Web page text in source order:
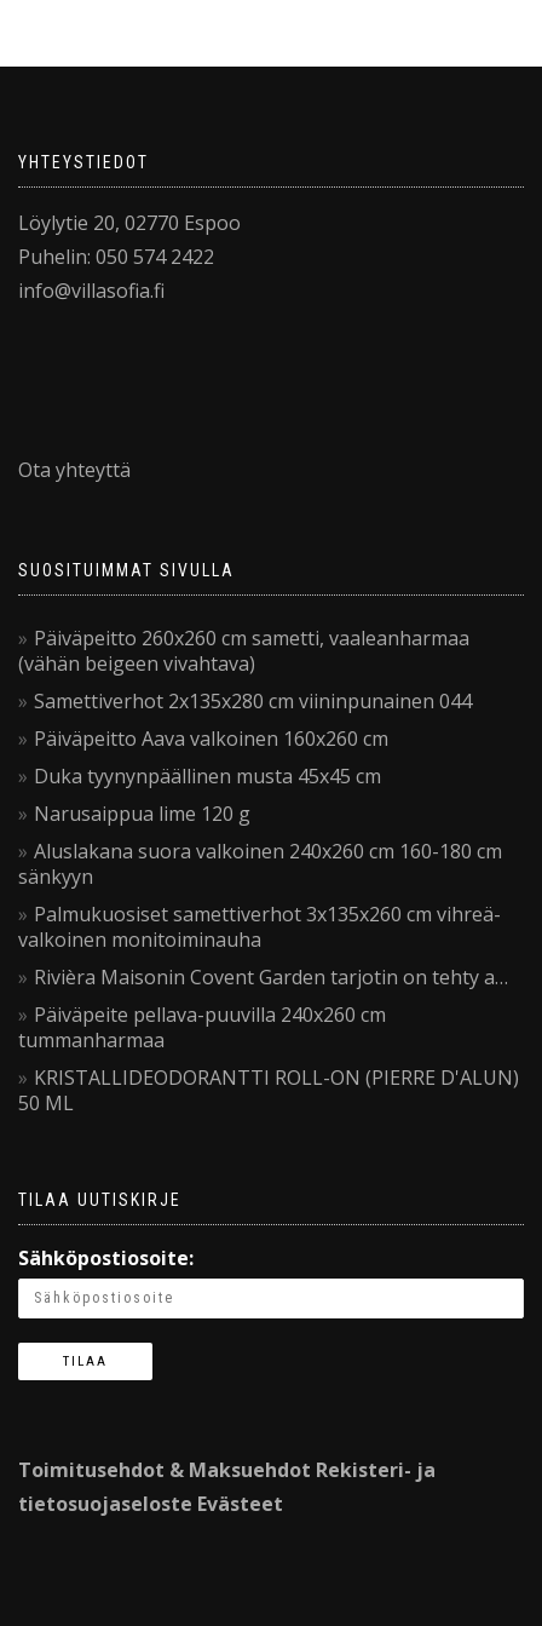
YHTEYSTIEDOT
Löylytie 20, 02770 Espoo
Puhelin: 050 574 2422
info@villasofia.fi
Ota yhteyttä
SUOSITUIMMAT SIVULLA
Päiväpeitto 260x260 cm sametti, vaaleanharmaa
(vähän beigeen vivahtava)
Samettiverhot 2x135x280 cm viininpunainen 044
Päiväpeitto Aava valkoinen 160x260 cm
Duka tyynynpäällinen musta 45x45 cm
Narusaippua lime 120 g
Aluslakana suora valkoinen 240x260 cm 160-180 cm
sänkyyn
Palmukuosiset samettiverhot 3x135x260 cm vihreä-
valkoinen monitoiminauha
Rivièra Maisonin Covent Garden tarjotin on tehty a…
Päiväpeite pellava-puuvilla 240x260 cm
tummanharmaa
KRISTALLIDEODORANTTI ROLL-ON (PIERRE D'ALUN)
50 ML
TILAA UUTISKIRJE
Sähköpostiosoite:
Toimitusehdot & Maksuehdot Rekisteri- ja
tietosuojaseloste Evästeet